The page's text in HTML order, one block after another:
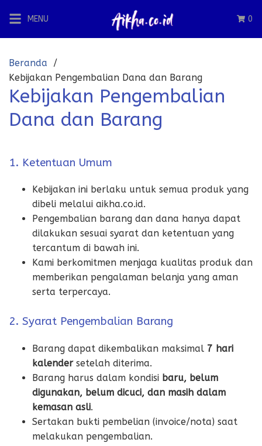
ke
konten
MENU 0
Beranda
Kebijakan Pengembalian Dana dan Barang
Kebijakan Pengembalian
Dana dan Barang
1. Ketentuan Umum
Kebijakan ini berlaku untuk semua produk yang
dibeli melalui aikha.co.id.
Pengembalian barang dan dana hanya dapat
dilakukan sesuai syarat dan ketentuan yang
tercantum di bawah ini.
Kami berkomitmen menjaga kualitas produk dan
memberikan pengalaman belanja yang aman
serta terpercaya.
2. Syarat Pengembalian Barang
Barang dapat dikembalikan maksimal 7 hari
kalendersetelah diterima.
Barang harus dalam kondisi baru, belum
digunakan, belum dicuci, dan masih dalam
kemasan asli.
Sertakan bukti pembelian (invoice/nota) saat
melakukan pengembalian.